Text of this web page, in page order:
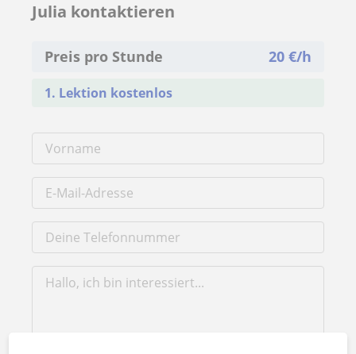
Julia kontaktieren
Preis pro Stunde 20€/h
1. Lektion kostenlos